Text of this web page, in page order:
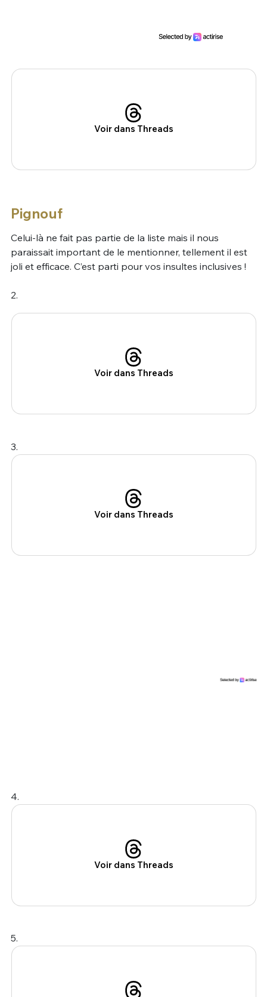
Voir dans Threads
Pignouf
Celui-là ne fait pas partie de la liste mais il nous
paraissait important de le mentionner, tellement il est
joli et efficace. C’est parti pour vos insultes inclusives !
2.
Voir dans Threads
3.
Voir dans Threads
4.
Voir dans Threads
5.